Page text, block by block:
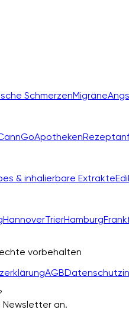
SchmerzenMigräne
Apotheken
& inhalierbare Extrakte
HannoverTrierHamburg
vorbehalten
AGB
Newsletter an.